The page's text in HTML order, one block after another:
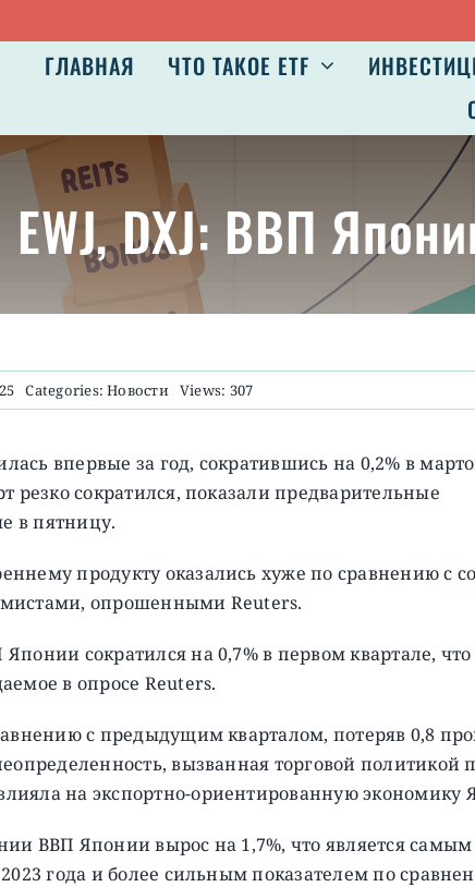
ГЛАВНАЯ ЧТО ТАКОЕ ETF
EWJ, DXJ: ВВП
Categories:Новости Views: 307
впервые за год, сократившись на 0,2% в
резко сократился, показали предварительные
в пятницу.
продукту оказались хуже по сравнению с
опрошенными Reuters.
сократился на 0,7% в первом квартале,
в опросе Reuters.
с предыдущим кварталом, потеряв 0,8
вызванная торговой политикой
на экспортно-ориентированную экономику
ВВП Японии вырос на 1,7%, что является
года и более сильным показателем по